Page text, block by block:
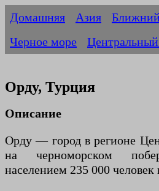
Домашняя Азия
Черное море
Орду, Турция
Описание
Орду — город в регионе
на черноморском
населением 235 000 человек